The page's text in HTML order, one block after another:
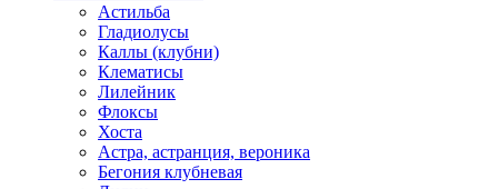
Астильба
Гладиолусы
Каллы (клубни)
Клематисы
Лилейник
Флоксы
Хоста
Астра, астранция, вероника
Бегония клубневая